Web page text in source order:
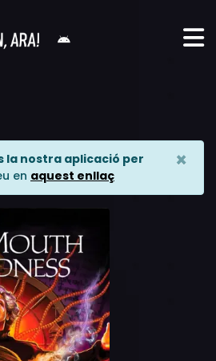
la nostra aplicació per
en aquest enllaç
×